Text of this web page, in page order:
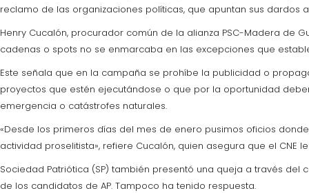
reclamo de las organizaciones políticas, que apuntan sus dardos
Henry Cucalón, procurador común de la alianza PSC-Madera de
cadenas o spots no se enmarcaba en las excepciones que
Este señala que en la campaña se prohíbe la publicidad o
proyectos que estén ejecutándose o que por la oportunidad
emergencia o catástrofes naturales.
«Desde los primeros días del mes de enero pusimos oficios
actividad proselitista», refiere Cucalón, quien asegura que el
Sociedad Patriótica (SP) también presentó una queja a través
de los candidatos de AP. Tampoco ha tenido respuesta.